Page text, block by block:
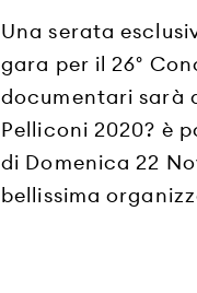
Una serata
gara per il 26°
documentari sarà
Pelliconi 2020? è
di Domenica 22
bellissima